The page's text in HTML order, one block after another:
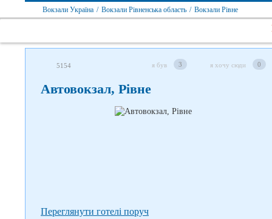
Вокзали Україна / Вокзали Рівненська область / Вокзали Рівне
5154 я був 3 я хочу сюди 0
Автовокзал, Рівне
Переглянути готелі поруч
Слідкуйте за нами в соцмережах